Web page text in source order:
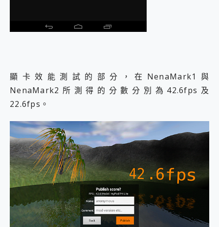
顯卡效能測試的部分，在NenaMark1與
NenaMark2所測得的分數分別為42.6fps及
22.6fps。